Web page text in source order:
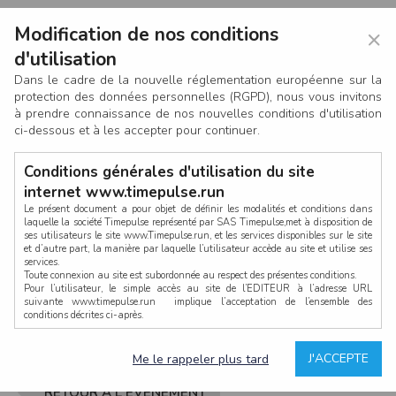
CONNEXION
RETOUR À L'ÉVÈNEMENT
×
Modification de nos conditions
d'utilisation
Dans le cadre de la nouvelle réglementation européenne sur la
protection des données personnelles (RGPD), nous vous invitons
à prendre connaissance de nos nouvelles conditions d'utilisation
ci-dessous et à les accepter pour continuer.
Conditions générales d'utilisation du site
internet www.timepulse.run
Le présent document a pour objet de définir les modalités et conditions dans
laquelle la société Timepulse représenté par SAS Timepulse,met à disposition de
ses utilisateurs le site www.Timepulse.run, et les services disponibles sur le site
et d’autre part, la manière par laquelle l’utilisateur accède au site et utilise ses
services.
Toute connexion au site est subordonnée au respect des présentes conditions.
Pour l’utilisateur, le simple accès au site de l’EDITEUR à l’adresse URL
suivante www.timepulse.run implique l’acceptation de l’ensemble des
conditions décrites ci-après.
La structure générale du site www.timepulse.run, par quelque procédé que ce
soit, sans l'autorisation préalable et par écrit de Fourcherot Mickael et/ou de ses
J'ACCEPTE
Me le rappeler plus tard